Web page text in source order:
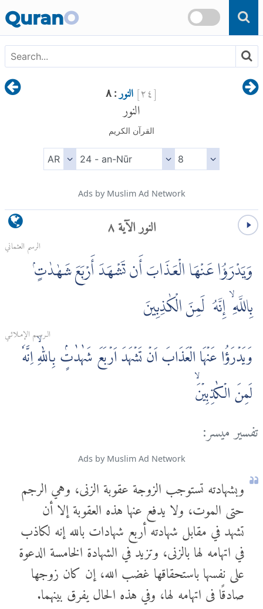
Skip to main content
QuranO
[٢٤]النور : ٨ النور
القرآن الكريم
Ads by Muslim Ad Network
النور الآية ٨
الرسم العثماني
وَيَدْرَؤُا عَنْهَا الْعَذَابَ أَن تَشْهَدَ أَرْبَعَ شَهٰدٰتٍۢ
بِاللَّهِ ۙ إِنَّهُۥ لَمِنَ الْكٰذِبِينَ
الـرسـم الإمـلائـي
وَيَدۡرَؤُا عَنۡهَا الۡعَذَابَ اَنۡ تَشۡهَدَ اَرۡبَعَ شَهٰدٰتٍۢ بِاللّٰهِ‌ۙ اِنَّهٗ
لَمِنَ الۡكٰذِبِيۡنَۙ
تفسير ميسر:
Ads by Muslim Ad Network
وبشهادته تستوجب الزوجة عقوبة الزنى، وهي الرجم
حتى الموت، ولا يدفع عنها هذه العقوبة إلا أن
تشهد في مقابل شهادته أربع شهادات بالله إنه لكاذب
في اتهامه لها بالزنى، وتزيد في الشهادة الخامسة الدعوة
على نفسها باستحقاقها غضب الله، إن كان زوجها
صادقًا فى اتهامه لها، وفي هذه الحال يفرق بينهما.